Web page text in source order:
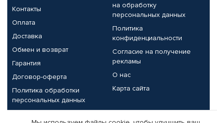
Контакты
Оплата
Доставка
Обмен и возврат
Гарантия
Договор-оферта
Политика обработки
персональных данных
на обработку
персональных данных
Политика
конфиденциальности
Согласие на получение
рекламы
О нас
Карта сайта